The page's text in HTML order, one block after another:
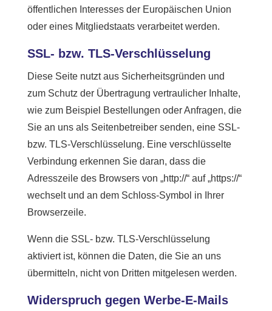
öffentlichen Interesses der Europäischen Union
oder eines Mitgliedstaats verarbeitet werden.
SSL- bzw. TLS-Verschlüsselung
Diese Seite nutzt aus Sicherheitsgründen und
zum Schutz der Übertragung vertraulicher Inhalte,
wie zum Beispiel Bestellungen oder Anfragen, die
Sie an uns als Seitenbetreiber senden, eine SSL-
bzw. TLS-Verschlüsselung. Eine verschlüsselte
Verbindung erkennen Sie daran, dass die
Adresszeile des Browsers von „http://“ auf „https://“
wechselt und an dem Schloss-Symbol in Ihrer
Browserzeile.
Wenn die SSL- bzw. TLS-Verschlüsselung
aktiviert ist, können die Daten, die Sie an uns
übermitteln, nicht von Dritten mitgelesen werden.
Widerspruch gegen Werbe-E-Mails